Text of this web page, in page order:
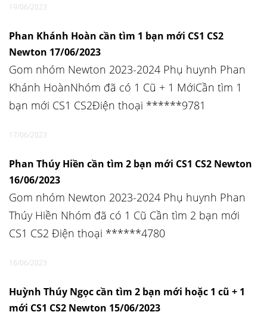
19/06/2023
Phan Khánh Hoàn cần tìm 1 bạn mới CS1 CS2
Newton 17/06/2023
Gom nhóm Newton 2023-2024 Phụ huynh Phan
Khánh HoànNhóm đã có 1 Cũ + 1 MớiCần tìm 1
bạn mới CS1 CS2Điện thoại ******9781
17/06/2023
Phan Thúy Hiền cần tìm 2 bạn mới CS1 CS2 Newton
16/06/2023
Gom nhóm Newton 2023-2024 Phụ huynh Phan
Thúy Hiền Nhóm đã có 1 Cũ Cần tìm 2 bạn mới
CS1 CS2 Điện thoại ******4780
16/06/2023
Huỳnh Thúy Ngọc cần tìm 2 bạn mới hoặc 1 cũ + 1
mới CS1 CS2 Newton 15/06/2023